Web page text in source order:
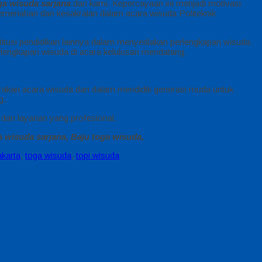
wisuda sarjana dari kami. Kepercayaan ini menjadi motivasi
dan kesakralan dalam acara wisuda Politeknik
pendidikan lainnya dalam menyediakan perlengkapan wisuda
wisuda di acara kelulusan mendatang.
acara wisuda dan dalam mendidik generasi muda untuk
layanan yang profesional.
wisuda sarjana, Baju toga wisuda,
, toga wisuda, topi wisuda